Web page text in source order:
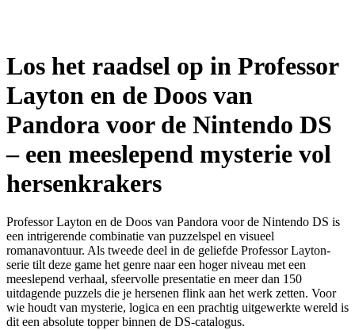
Los het raadsel op in Professor
Layton en de Doos van
Pandora voor de Nintendo DS
– een meeslepend mysterie vol
hersenkrakers
Professor Layton en de Doos van Pandora voor de Nintendo DS is
een intrigerende combinatie van puzzelspel en visueel
romanavontuur. Als tweede deel in de geliefde Professor Layton-
serie tilt deze game het genre naar een hoger niveau met een
meeslepend verhaal, sfeervolle presentatie en meer dan 150
uitdagende puzzels die je hersenen flink aan het werk zetten. Voor
wie houdt van mysterie, logica en een prachtig uitgewerkte wereld is
dit een absolute topper binnen de DS-catalogus.